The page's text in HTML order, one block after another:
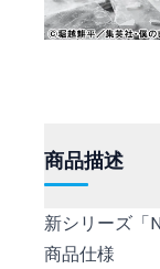
商品描述
新シリーズ「
商品仕様